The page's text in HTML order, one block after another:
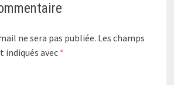
ne sera pas publiée. Les champs
avec *